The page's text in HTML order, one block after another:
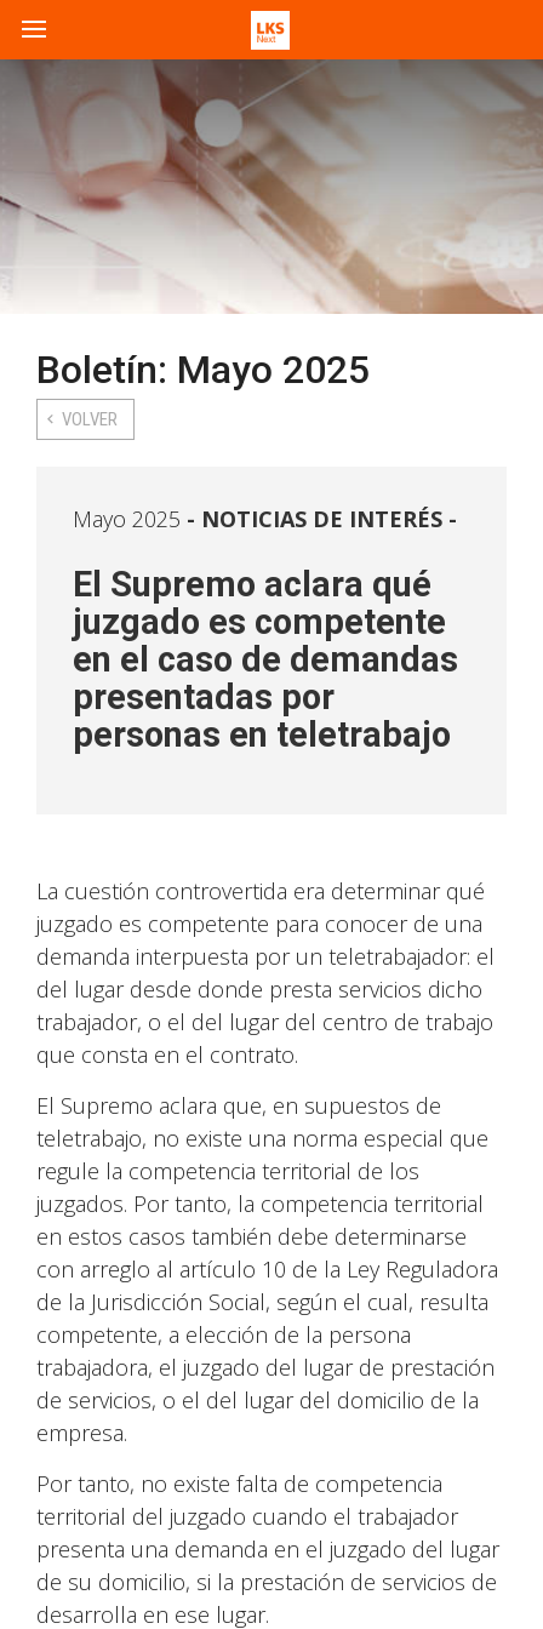
Boletín: Mayo 2025
VOLVER
Mayo 2025 NOTICIAS DE INTERÉS -
El Supremo aclara qué
juzgado es competente
en el caso de demandas
presentadas por
personas en teletrabajo
La cuestión controvertida era determinar qué
juzgado es competente para conocer de una
demanda interpuesta por un teletrabajador: el
del lugar desde donde presta servicios dicho
trabajador, o el del lugar del centro de trabajo
que consta en el contrato.
El Supremo aclara que, en supuestos de
teletrabajo, no existe una norma especial que
regule la competencia territorial de los
juzgados. Por tanto, la competencia territorial
en estos casos también debe determinarse
con arreglo al artículo 10 de la Ley Reguladora
de la Jurisdicción Social, según el cual, resulta
competente, a elección de la persona
trabajadora, el juzgado del lugar de prestación
de servicios, o el del lugar del domicilio de la
empresa.
Por tanto, no existe falta de competencia
territorial del juzgado cuando el trabajador
presenta una demanda en el juzgado del lugar
de su domicilio, si la prestación de servicios de
desarrolla en ese lugar.